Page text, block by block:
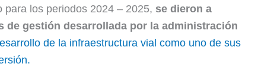
para los periodos 2024 – 2025, se dieron a
de gestión desarrollada por la administración
de la infraestructura vial como uno de sus